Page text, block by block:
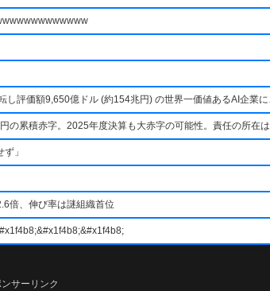
し評価額9,650億ドル (約154兆円) の世界一価値あるAI企業
の累積赤字。2025年度決算も大赤字の可能性。責任の所在
」
倍、伸び率は謎組織首位
サーリンク